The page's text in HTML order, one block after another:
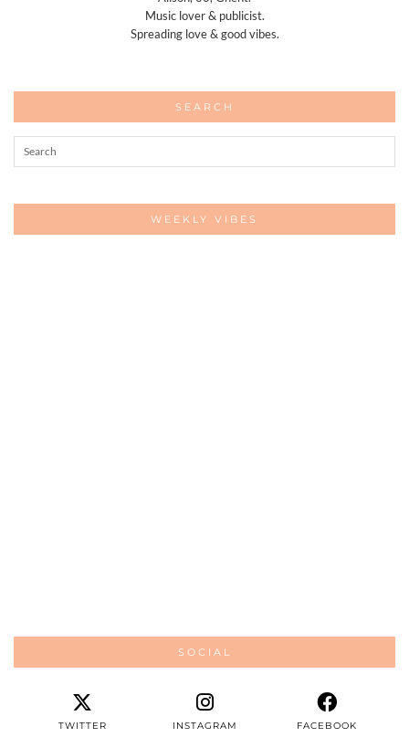
Music lover & publicist.
Spreading love & good vibes.
SEARCH
WEEKLY VIBES
SOCIAL
TWITTER INSTAGRAM FACEBOOK